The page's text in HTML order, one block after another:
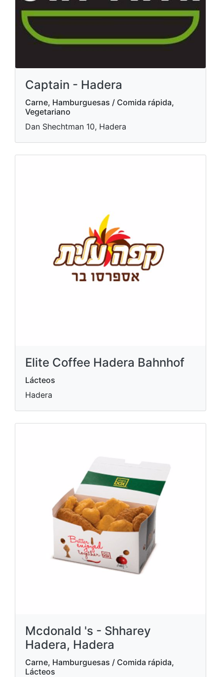
Captain - Hadera
Carne, Hamburguesas / Comida rápida,
Vegetariano
Dan Shechtman 10, Hadera
Elite Coffee Hadera Bahnhof
Lácteos
Hadera
Mcdonald 's - Shharey
Hadera, Hadera
Carne, Hamburguesas / Comida rápida,
Lácteos